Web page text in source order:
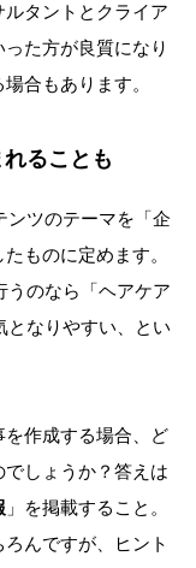
タントとクライア
た方が良質になり
合もあります。
ることも
ンツのテーマを「企
ものに定めます。
うのなら「ヘアケア
となりやすい、とい
作成する場合、ど
しょうか？答えは
」を掲載すること。
んですが、ヒント